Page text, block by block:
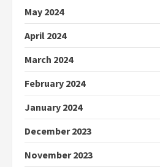
May 2024
April 2024
March 2024
February 2024
January 2024
December 2023
November 2023